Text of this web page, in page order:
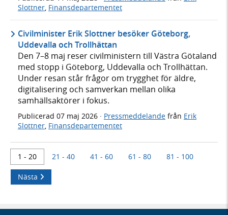
Slottner Finansdepartementet
Civilminister Erik Slottner besöker Göteborg,
Uddevalla och Trollhättan
Den 7–8 maj reser civilministern till Västra Götaland
med stopp i Göteborg, Uddevalla och Trollhättan.
Under resan står frågor om trygghet för äldre,
digitalisering och samverkan mellan olika
samhällsaktörer i fokus.
Publicerad 07 maj 2026 · Pressmeddelande från Erik
Slottner, Finansdepartementet
1 - 20 21 - 40 41 - 60 61 - 80 81 - 100
Nästa